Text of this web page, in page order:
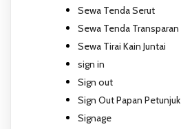
Sewa Tenda Serut
Sewa Tenda Transparan
Sewa Tirai Kain Juntai
sign in
Sign out
Sign Out Papan Petunjuk
Signage